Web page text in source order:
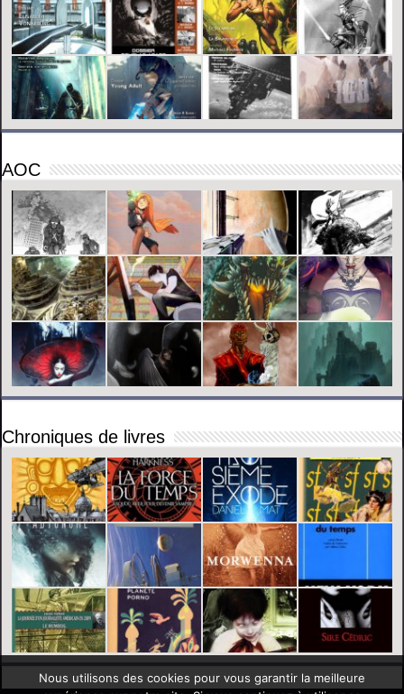
AOC
Chroniques de livres
Nous utilisons des cookies pour vous garantir la meilleure